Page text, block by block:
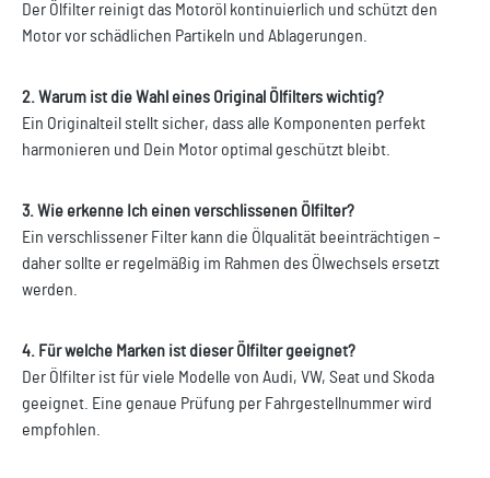
Der Ölfilter reinigt das Motoröl kontinuierlich und schützt den
Motor vor schädlichen Partikeln und Ablagerungen.
2. Warum ist die Wahl eines Original Ölfilters wichtig?
Ein Originalteil stellt sicher, dass alle Komponenten perfekt
harmonieren und Dein Motor optimal geschützt bleibt.
3. Wie erkenne Ich einen verschlissenen Ölfilter?
Ein verschlissener Filter kann die Ölqualität beeinträchtigen –
daher sollte er regelmäßig im Rahmen des Ölwechsels ersetzt
werden.
4. Für welche Marken ist dieser Ölfilter geeignet?
Der Ölfilter ist für viele Modelle von Audi, VW, Seat und Skoda
geeignet. Eine genaue Prüfung per Fahrgestellnummer wird
empfohlen.